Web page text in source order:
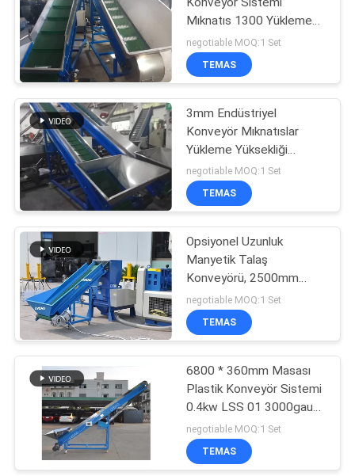
ILETIŞIME
GEÇIN
HABERLER
BIR
TEKLIF
ISTEĞI
SITE
HARITASI
PRIVACY
POLICY
plastik kırıcı
Makinası
Plastik Konveyör
Sistemi
Plastik Ekran
Değiştirici
54
Mıknatıs 1300 Yükleme
Yüksekliği 3mm Kalınlık
negotiable MOQ:1 Set
TEMAS
3mm Endüstriyel
Konveyör Mıknatıslar
Yükleme Yüksekliği
3000mm Güç 750w 3000
Gauss
negotiable MOQ:1 Set
TEMAS
Opsiyonel Uzunluk
Manyetik Talaş
Konveyörü, 2500mm
Yükleme Yüksekliği
Endüstriyel Konveyör
Mıknatısları
negotiable MOQ:1 Set
TEMAS
6800 * 360mm Masası
Plastik Konveyör Sistemi
0.4kw LSS 01 3000gauss
Manyetik Gücü
negotiable MOQ:1 Set
TEMAS